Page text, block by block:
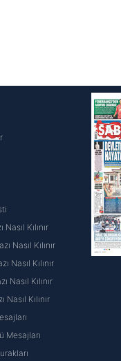
Nasıl Kılınır
Nasıl Kılınır
Nasıl Kılınır
Nasıl Kılınır
Nasıl Kılınır
Mesajları